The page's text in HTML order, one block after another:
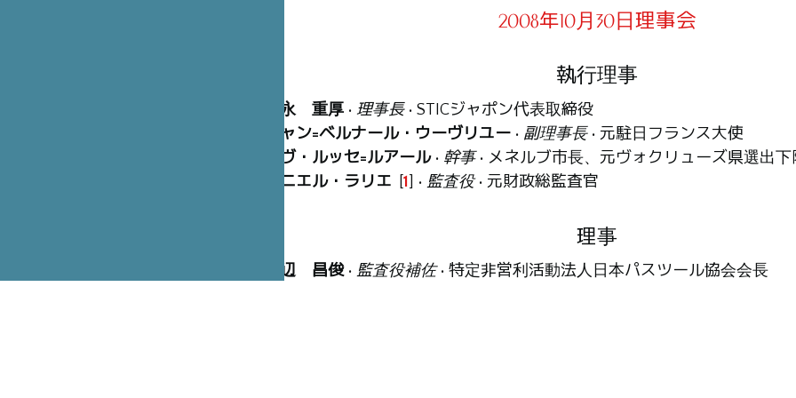
2008年10月30日理事会
執行理事
冨永 重厚 • 理事長• STICジャポン代表取締役
ジャン=ベルナール・ウーヴリユー • 副理事長 • 元駐日フランス大使
イヴ・ルッセ=ルアール • 幹事 • メネルブ市長、元ヴォクリューズ県選出下
ダニエル・ラリエ [1] • 監査役 • 元財政総監査官
理事
渡辺 昌俊 • 監査役補佐• 特定非営利活動法人日本パスツール協会会長